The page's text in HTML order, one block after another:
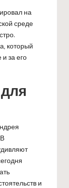
на
среде
который
за его
и